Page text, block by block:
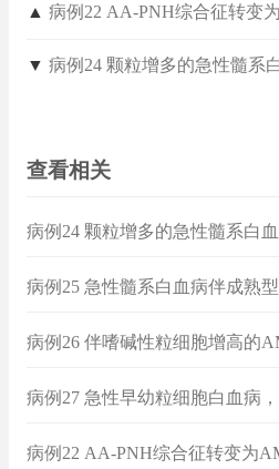
▲ 病例22 AA-PNH综合征转变
▼ 病例24 颗粒增多的急性髓系
查看相关
病例24 颗粒增多的急性髓系白
病例25 急性髓系白血病伴成熟
病例26 伴嗜碱性粒细胞增高的
病例27 急性早幼粒细胞白血病
病例22 AA-PNH综合征转变为